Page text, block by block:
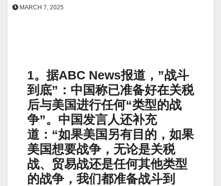
MARCH 7, 2025
1。据ABC News报道，”战斗
到底”：中国称已准备好在关税
后与美国进行任何“类型的战
争”。中国发言人还补充
道：“如果美国另有目的，如果
美国想要战争，无论是关税
战、贸易战还是任何其他类型
的战争，我们都准备战斗到